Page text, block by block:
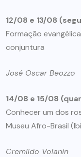
12/08 e 13/08
Formação
conjuntura
José Oscar Beozzo
14/08 e 15/08
Conhecer um dos
Museu Afro-Brasil
Cremildo Volanin